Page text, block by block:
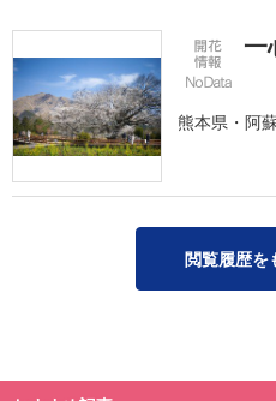
一
熊本県・阿
閲覧履歴を